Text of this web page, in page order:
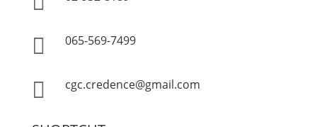
 065-569-7499
 cgc.credence@gmail.com